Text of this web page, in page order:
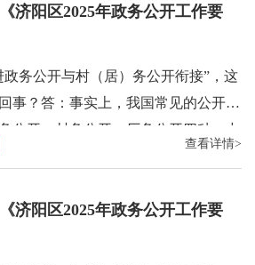
、区三级政府门户网站的互联互通与
我区为例：区政府办公室以及其他区
策文件，既可以在“济阳区人民政府”
东省人民政府”网站查询。若要查询
，建议直接在省政府网站查询。
济阳区2025年政务公开工作要
务公开与村（居）务公开衔接”，这
事？答：事实上，我国常见的公开行
公开、村务公开、厂务公开四种。中
党党务公开条例（试行）》，规定了
规定在党内或者向党外公开。《国务
面推进政务公开工作的意见〉实施细
查看详情>
济阳区2025年政务公开工作要